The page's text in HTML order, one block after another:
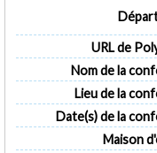
URL de
Nom de la
Lieu de la
Date(s) de la
Maison